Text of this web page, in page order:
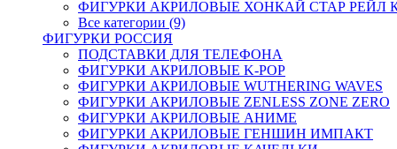
ФИГУРКИ АКРИЛОВЫЕ ХОНКАЙ СТАР РЕЙЛ
Все категории (9)
ФИГУРКИ РОССИЯ
ПОДСТАВКИ ДЛЯ ТЕЛЕФОНА
ФИГУРКИ АКРИЛОВЫЕ K-POP
ФИГУРКИ АКРИЛОВЫЕ WUTHERING WAVES
ФИГУРКИ АКРИЛОВЫЕ ZENLESS ZONE ZERO
ФИГУРКИ АКРИЛОВЫЕ АНИМЕ
ФИГУРКИ АКРИЛОВЫЕ ГЕНШИН ИМПАКТ